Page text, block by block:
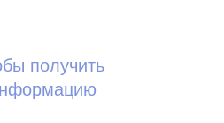
получить